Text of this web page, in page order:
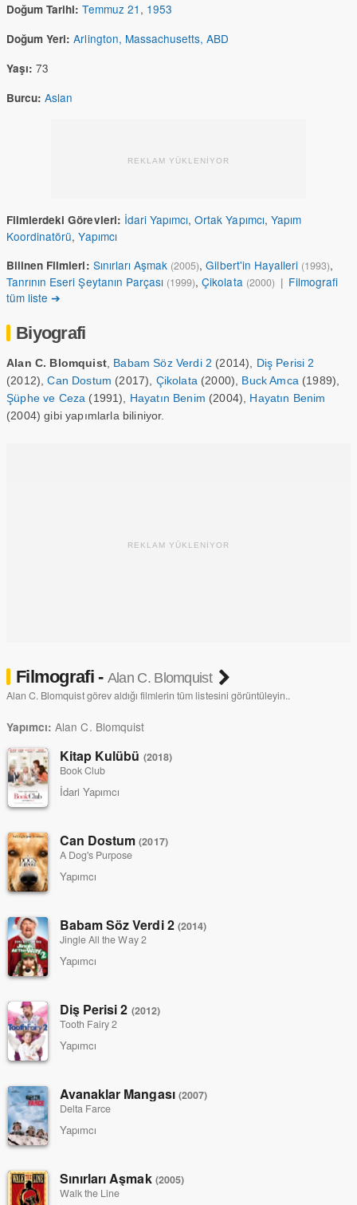
Doğum Tarihi: Temmuz 21 , 1953
Doğum Yeri: Arlington, Massachusetts, ABD
Yaşı: 73
Burcu: Aslan
REKLAM YÜKLENİYOR
Filmlerdeki Görevleri: İdari Yapımcı,Ortak Yapımcı, Yapım
Koordinatörü,Yapımcı
Bilinen Filmleri: Sınırları Aşmak (2005),Gilbert'in Hayalleri (1993),
Tanrının Eseri Şeytanın Parçası (1999),Çikolata (2000) | Filmografi
tüm liste ➔
Biyografi
Alan C. Blomquist, Babam Söz Verdi 2 (2014), Diş Perisi 2
(2012),Can Dostum (2017), Çikolata (2000), Buck Amca (1989),
Şüphe ve Ceza (1991), Hayatın Benim (2004), Hayatın Benim
(2004) gibi yapımlarla biliniyor.
REKLAM YÜKLENİYOR
Filmografi - Alan C. Blomquist
Alan C. Blomquist görev aldığı filmlerin tüm listesini görüntüleyin..
Yapımcı: Alan C. Blomquist
Kitap Kulübü (2018)
Book Club
İdari Yapımcı
Can Dostum(2017)
A Dog's Purpose
Yapımcı
Babam Söz Verdi 2 (2014)
Jingle All the Way 2
Yapımcı
Diş Perisi 2 (2012)
Tooth Fairy 2
Yapımcı
Avanaklar Mangası (2007)
Delta Farce
Yapımcı
Sınırları Aşmak (2005)
Walk the Line